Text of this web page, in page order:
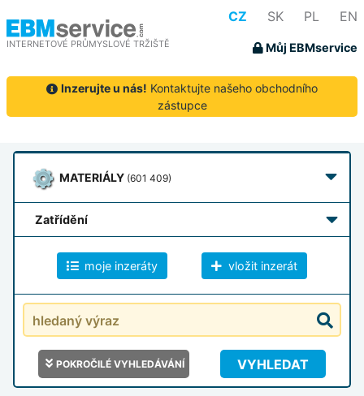
INTERNETOVÉ PRŮMYSLOVÉ TRŽIŠTĚ
CZ SK PL EN
Můj EBMservice
Inzerujte u nás! Kontaktujte našeho obchodního
zástupce
MATERIÁLY (601 409)
zatřídění
moje inzeráty vložit inzerát
POKROČILÉ VYHLEDÁVÁNÍ VYHLEDAT